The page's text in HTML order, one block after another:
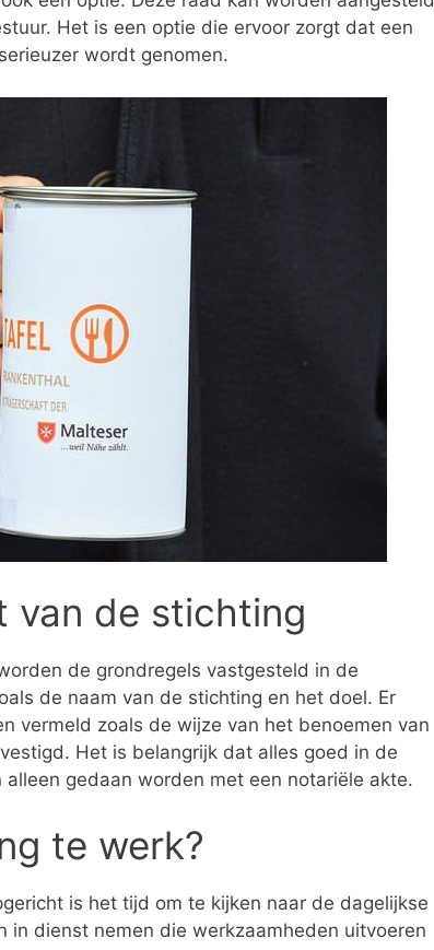
Het is een optie die ervoor zorgt dat een
wordt genomen.
van de stichting
de grondregels vastgesteld in de
de naam van de stichting en het doel. Er
vermeld zoals de wijze van het benoemen van
Het is belangrijk dat alles goed in de
gedaan worden met een notariële akte.
te werk?
is het tijd om te kijken naar de dagelijkse
in dienst nemen die werkzaamheden uitvoeren